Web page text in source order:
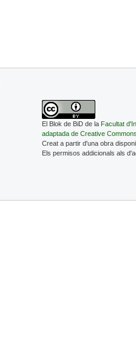
El Blok de BiD de la Facultat
adaptada de Creative
Creat a partir d'una obra
Els permisos addicionals als